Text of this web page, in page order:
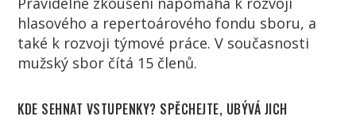
hlasového a repertoárového fondu sboru, a
také k rozvoji týmové práce. V současnosti
mužský sbor čítá 15 členů.
KDE SEHNAT VSTUPENKY? SPĚCHEJTE, UBÝVÁ JICH